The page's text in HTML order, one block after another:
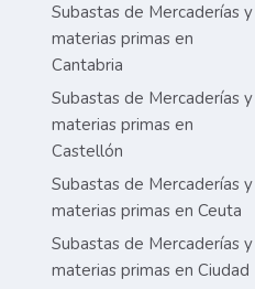
Subastas de Mercaderías y
materias primas en
Cantabria
Subastas de Mercaderías y
materias primas en
Castellón
Subastas de Mercaderías y
materias primas en Ceuta
Subastas de Mercaderías y
materias primas en Ciudad